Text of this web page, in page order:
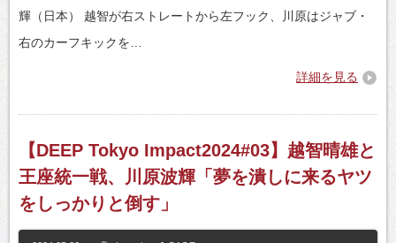
輝（日本） 越智が右ストレートから左フック、川原はジャブ・
右のカーフキックを…
詳細を見る
【DEEP Tokyo Impact2024#03】越智晴雄と
王座統一戦、川原波輝「夢を潰しに来るヤツ
をしっかりと倒す」